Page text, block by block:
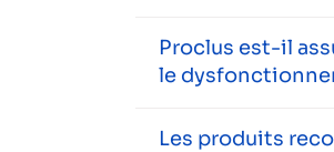
Proclus est-il
le
Les produits